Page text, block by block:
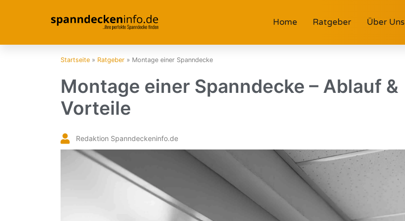
Home Ratgeber Über Uns
Startseite » Ratgeber » Montage einer Spanndecke
Montage einer Spanndecke – Ablauf &
Vorteile
Redaktion Spanndeckeninfo.de